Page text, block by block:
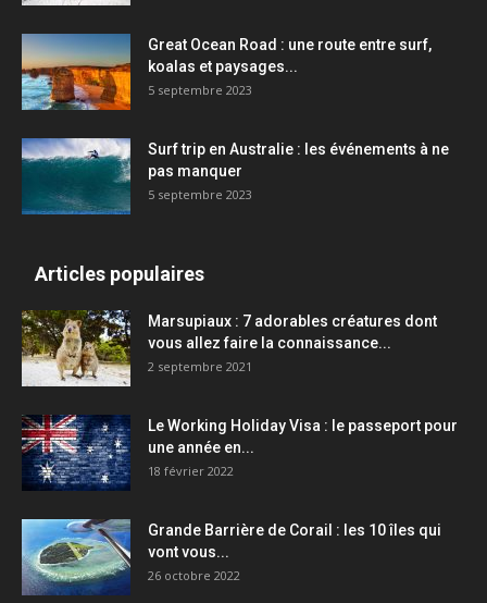
Great Ocean Road : une route entre surf,
koalas et paysages...
5 septembre 2023
Surf trip en Australie : les événements à ne
pas manquer
5 septembre 2023
Articles populaires
Marsupiaux : 7 adorables créatures dont
vous allez faire la connaissance...
2 septembre 2021
Le Working Holiday Visa : le passeport pour
une année en...
18 février 2022
Grande Barrière de Corail : les 10 îles qui
vont vous...
26 octobre 2022